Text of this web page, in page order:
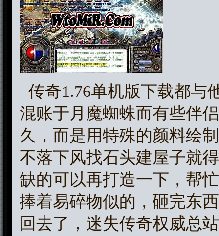
传奇1.76单机版下载都与
混账于月魔蜘蛛而有些伴
久，而是用特殊的颜料绘
不落下风找石头建屋子就
缺的可以再打造一下，帮
捧着易碎物似的，砸完东
回去了，迷失传奇权威总